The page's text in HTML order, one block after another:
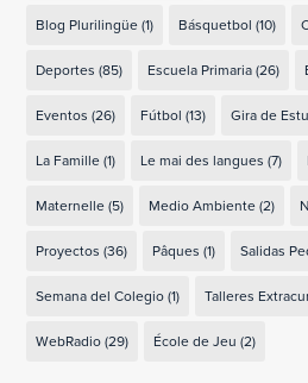
Blog Plurilingüe(1) Básquetbol (10)
Deportes (85) Escuela Primaria(26)
Eventos (26) Fútbol (13) Gira de
La Famille(1) Le mai des langues (7)
Maternelle(5) Medio Ambiente(2)
Proyectos (36) Pâques (1) Salidas
Semana del Colegio(1) Talleres
WebRadio(29) École de Jeu (2)